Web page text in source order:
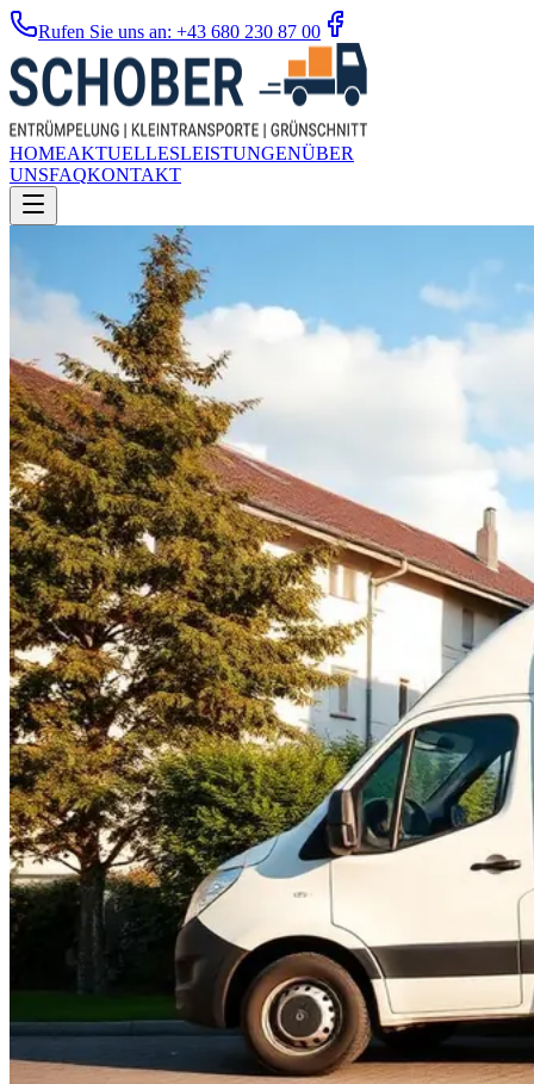
Rufen Sie uns an: +43 680 230 87 00
HOMEAKTUELLESLEISTUNGENÜBER
UNSFAQKONTAKT